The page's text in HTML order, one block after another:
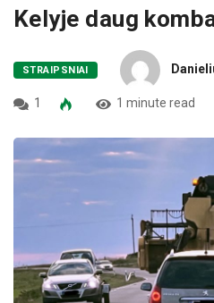
Kelyje daug
STRAIPSNIAI
1 1 minute read